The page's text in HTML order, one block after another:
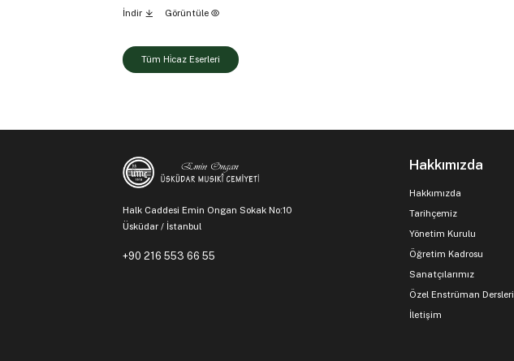
İndir Görüntüle
Tüm Hi̇caz Eserleri
Halk Caddesi Emin Ongan Sokak No:10
Üsküdar / İstanbul
+90 216 553 66 55
Hakkımızda
Hakkımızda
Tarihçemiz
Yönetim Kurulu
Öğretim Kadrosu
Sanatçılarımız
Özel Enstrüman Dersleri
İletişim